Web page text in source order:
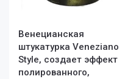
Венецианская
штукатурка Veneziano
Style, создает эффект
полированного,